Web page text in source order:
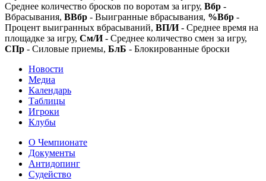
Среднее количество бросков по воротам за игру, Вбр -
Вбрасывания, ВВбр - Выигранные вбрасывания, %Вбр -
Процент выигранных вбрасываний, ВП/И- Среднее время на
площадке за игру, См/И- Среднее количество смен за игру,
СПр - Силовые приемы, БлБ - Блокированные броски
Новости
Медиа
Календарь
Таблицы
Игроки
Клубы
О Чемпионате
Документы
Антидопинг
Судейство